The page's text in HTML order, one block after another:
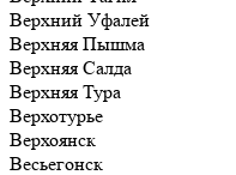
Верхний Уфалей
Верхняя Пышма
Верхняя Салда
Верхняя Тура
Верхотурье
Верхоянск
Весьегонск